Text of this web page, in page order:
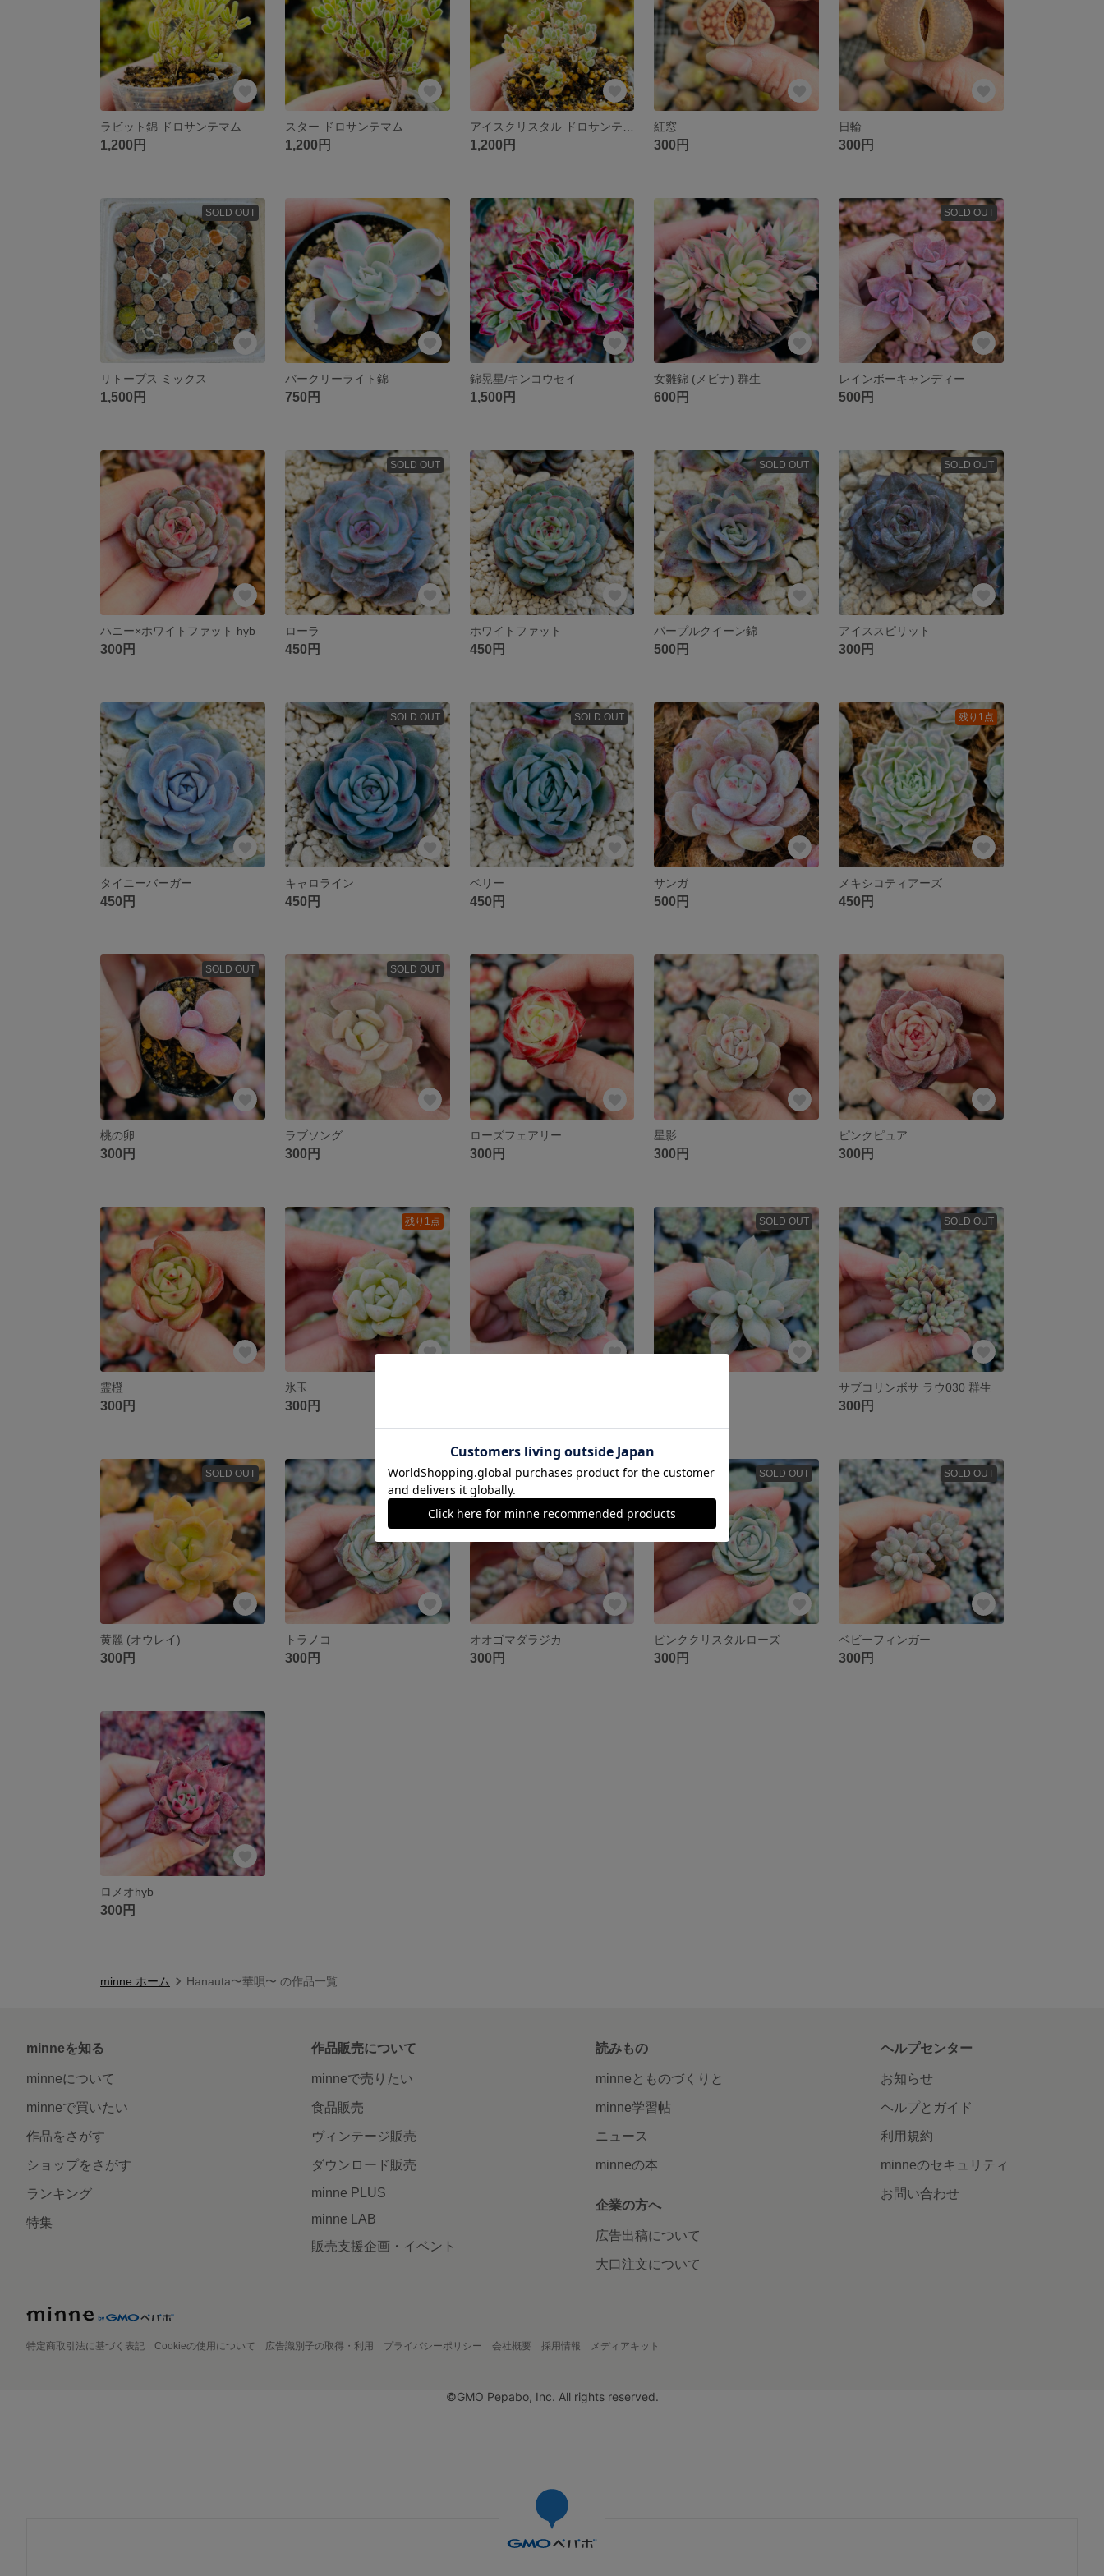
ラビット錦 ドロサンテマム
1,200円
スター ドロサンテマム
1,200円 1,200円
紅窓
300円
日輪
300円
SOLD OUT
リトープス ミックス
1,500円
バークリーライト錦
750円
錦晃星/キンコウセイ
1,500円
女雛錦 (メビナ) 群生
600円
SOLD OUT
レインボーキャンディー
500円
ハニー×ホワイトファット hyb
300円
SOLD OUT
ローラ
450円
ホワイトファット
450円
SOLD OUT
パープルクイーン錦
500円
SOLD OUT
アイススピリット
300円
タイニーバーガー
450円
SOLD OUT
キャロライン
450円
SOLD OUT
ベリー
450円
サンガ
500円
残り1点
メキシコティアーズ
450円
SOLD OUT
桃の卵
300円
SOLD OUT
ラブソング
300円
ローズフェアリー
300円
星影
300円
ピンクピュア
300円
霊橙
300円
残り1点
氷玉
300円
SOLD OUT SOLD OUT
サブコリンボサ ラウ030 群生
300円
SOLD OUT
黄麗 (オウレイ)
300円
トラノコ
300円
オオゴマダラジカ
300円
SOLD OUT
ピンククリスタルローズ
300円
SOLD OUT
ベビーフィンガー
300円
ロメオhyb
300円
minne ホーム Hanauta〜華唄〜 の作品一覧
minneを知る
minneについて
minneで買いたい
作品をさがす
ショップをさがす
ランキング
特集
作品販売について
minneで売りたい
食品販売
ヴィンテージ販売
ダウンロード販売
minne PLUS
minne LAB
販売支援企画・イベント
読みもの
minneとものづくりと
minne学習帖
ニュース
minneの本
企業の方へ
広告出稿について
大口注文について
ヘルプセンター
お知らせ
ヘルプとガイド
利用規約
minneのセキュリティ
お問い合わせ
特定商取引法に基づく表記 Cookieの使用について 広告識別子の取得・利用 プライバシーポリシー 会社概要 採用情報 メディアキット
©GMO Pepabo, Inc. All rights reserved.